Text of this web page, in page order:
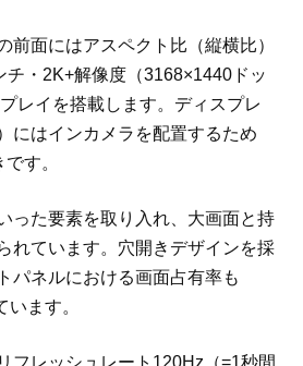
前面にはアスペクト比（縦横比）
チ・2K+解像度（3168×1440ドッ
レイを搭載します。ディスプレ
にはインカメラを配置するため
す。
った要素を取り入れ、大画面と持
れています。穴開きデザインを採
パネルにおける画面占有率も
ます。